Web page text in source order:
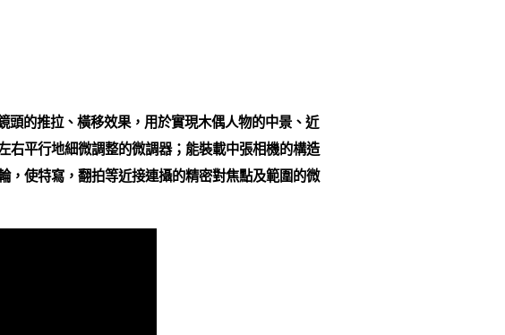
的推拉、橫移效果，用於實現木偶人物的中景、近
右平行地細微調整的微調器；能裝載中張相機的構造
，使特寫，翻拍等近接連攝的精密對焦點及範圍的微